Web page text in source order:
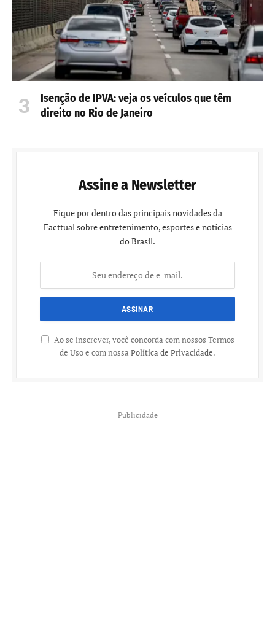
Isenção de IPVA: veja os veículos que têm
direito no Rio de Janeiro
Assine a Newsletter
Fique por dentro das principais novidades da
Facttual sobre entretenimento, esportes e notícias
do Brasil.
Ao se inscrever, você concorda com nossos Termos
de Uso e com nossa Política de Privacidade.
Publicidade